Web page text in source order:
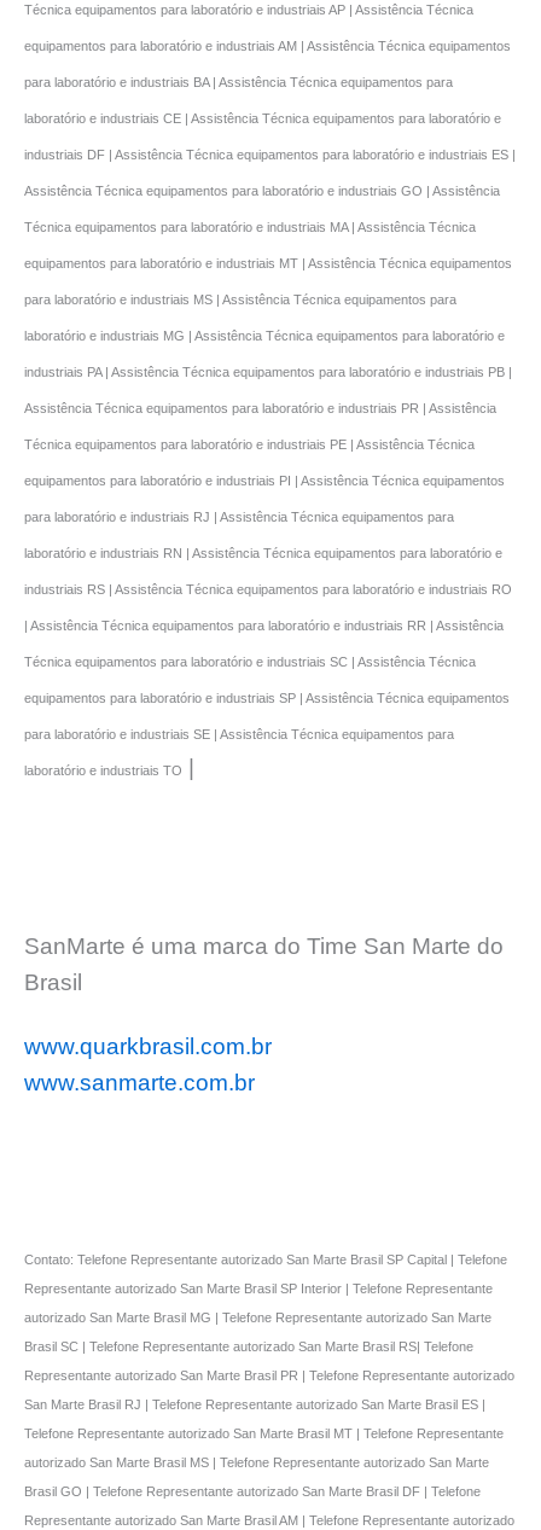
Técnica equipamentos para laboratório e industriais AP | Assistência Técnica
equipamentos para laboratório e industriais AM | Assistência Técnica equipamentos
para laboratório e industriais BA | Assistência Técnica equipamentos para
laboratório e industriais CE | Assistência Técnica equipamentos para laboratório e
industriais DF | Assistência Técnica equipamentos para laboratório e industriais ES |
Assistência Técnica equipamentos para laboratório e industriais GO | Assistência
Técnica equipamentos para laboratório e industriais MA | Assistência Técnica
equipamentos para laboratório e industriais MT | Assistência Técnica equipamentos
para laboratório e industriais MS | Assistência Técnica equipamentos para
laboratório e industriais MG | Assistência Técnica equipamentos para laboratório e
industriais PA | Assistência Técnica equipamentos para laboratório e industriais PB |
Assistência Técnica equipamentos para laboratório e industriais PR | Assistência
Técnica equipamentos para laboratório e industriais PE | Assistência Técnica
equipamentos para laboratório e industriais PI | Assistência Técnica equipamentos
para laboratório e industriais RJ | Assistência Técnica equipamentos para
laboratório e industriais RN | Assistência Técnica equipamentos para laboratório e
industriais RS | Assistência Técnica equipamentos para laboratório e industriais RO
| Assistência Técnica equipamentos para laboratório e industriais RR | Assistência
Técnica equipamentos para laboratório e industriais SC | Assistência Técnica
equipamentos para laboratório e industriais SP | Assistência Técnica equipamentos
para laboratório e industriais SE | Assistência Técnica equipamentos para
laboratório e industriais TO |
SanMarte é uma marca do Time San Marte do
Brasil
www.quarkbrasil.com.br
www.sanmarte.com.br
Contato: Telefone Representante autorizado San Marte Brasil SP Capital | Telefone
Representante autorizado San Marte Brasil SP Interior | Telefone Representante
autorizado San Marte Brasil MG | Telefone Representante autorizado San Marte
Brasil SC | Telefone Representante autorizado San Marte Brasil RS| Telefone
Representante autorizado San Marte Brasil PR | Telefone Representante autorizado
San Marte Brasil RJ | Telefone Representante autorizado San Marte Brasil ES |
Telefone Representante autorizado San Marte Brasil MT | Telefone Representante
autorizado San Marte Brasil MS | Telefone Representante autorizado San Marte
Brasil GO | Telefone Representante autorizado San Marte Brasil DF | Telefone
Representante autorizado San Marte Brasil AM | Telefone Representante autorizado